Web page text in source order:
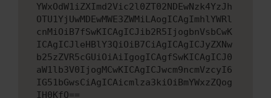
YWxOdW1iZXImd2Vic2l0ZT02NDEwNzk4YzJh
OTU1YjUwMDEwMWE3ZWMiLAogICAgImhlYWRl
cnMiOiB7fSwKICAgICJib2R5IjogbnVsbCwK
ICAgICJleHBlY3QiOiB7CiAgICAgICJyZXNw
b25zZVR5cGUiOiAiIgogICAgfSwKICAgICJ0
aW1lb3V0IjogMCwKICAgICJwcm9ncmVzcyI6
IG51bGwsCiAgICAicmlza3kiOiBmYWxzZQog
IH0KfQ==